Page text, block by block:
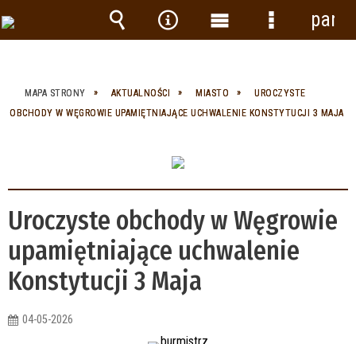
MAPA STRONY AKTUALNOŚCI MIASTO
UROCZYSTE
OBCHODY W WĘGROWIE UPAMIĘTNIAJĄCE UCHWALENIE KONSTYTUCJI 3 MAJA
Uroczyste obchody w Węgrowie
upamiętniające uchwalenie
Konstytucji 3 Maja
04-05-2026
Wyszukiwarka
Narzędzia
Menu Menu
panel